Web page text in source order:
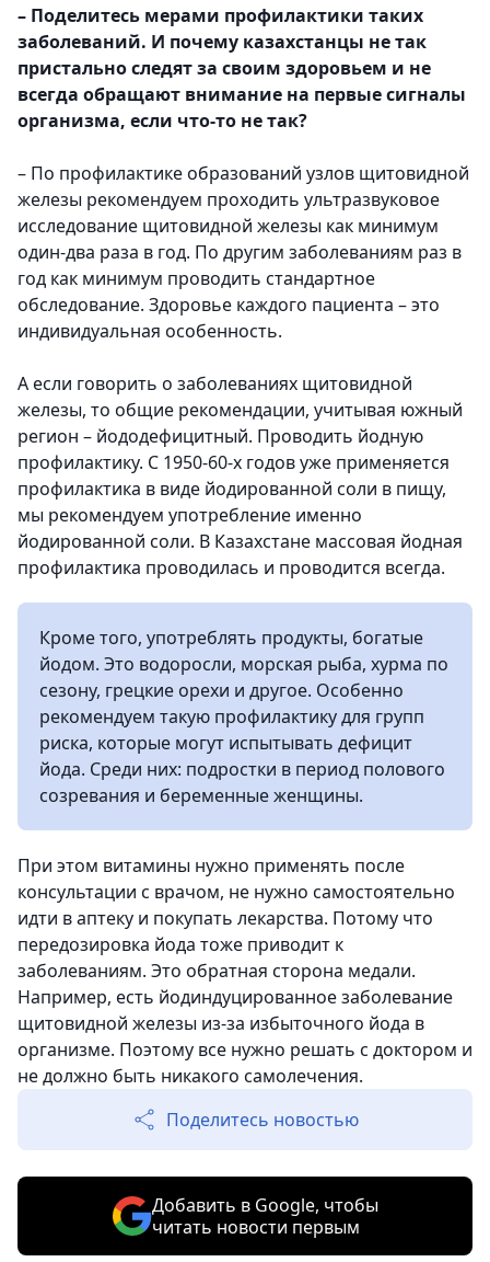
– Поделитесь мерами профилактики таких
заболеваний. И почему казахстанцы не так
пристально следят за своим здоровьем и не
всегда обращают внимание на первые сигналы
организма, если что-то не так?
– По профилактике образований узлов щитовидной
железы рекомендуем проходить ультразвуковое
исследование щитовидной железы как минимум
один-два раза в год. По другим заболеваниям раз в
год как минимум проводить стандартное
обследование. Здоровье каждого пациента – это
индивидуальная особенность.
А если говорить о заболеваниях щитовидной
железы, то общие рекомендации, учитывая южный
регион – йододефицитный. Проводить йодную
профилактику. С 1950-60-х годов уже применяется
профилактика в виде йодированной соли в пищу,
мы рекомендуем употребление именно
йодированной соли. В Казахстане массовая йодная
профилактика проводилась и проводится всегда.
Кроме того, употреблять продукты, богатые
йодом. Это водоросли, морская рыба, хурма по
сезону, грецкие орехи и другое. Особенно
рекомендуем такую профилактику для групп
риска, которые могут испытывать дефицит
йода. Среди них: подростки в период полового
созревания и беременные женщины.
При этом витамины нужно применять после
консультации с врачом, не нужно самостоятельно
идти в аптеку и покупать лекарства. Потому что
передозировка йода тоже приводит к
заболеваниям. Это обратная сторона медали.
Например, есть йодиндуцированное заболевание
щитовидной железы из-за избыточного йода в
организме. Поэтому все нужно решать с доктором и
не должно быть никакого самолечения.
Поделитесь новостью
Добавить в Google, чтобы
читать новости первым